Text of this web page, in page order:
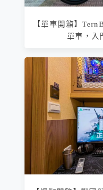
【單車開箱】
單車，入